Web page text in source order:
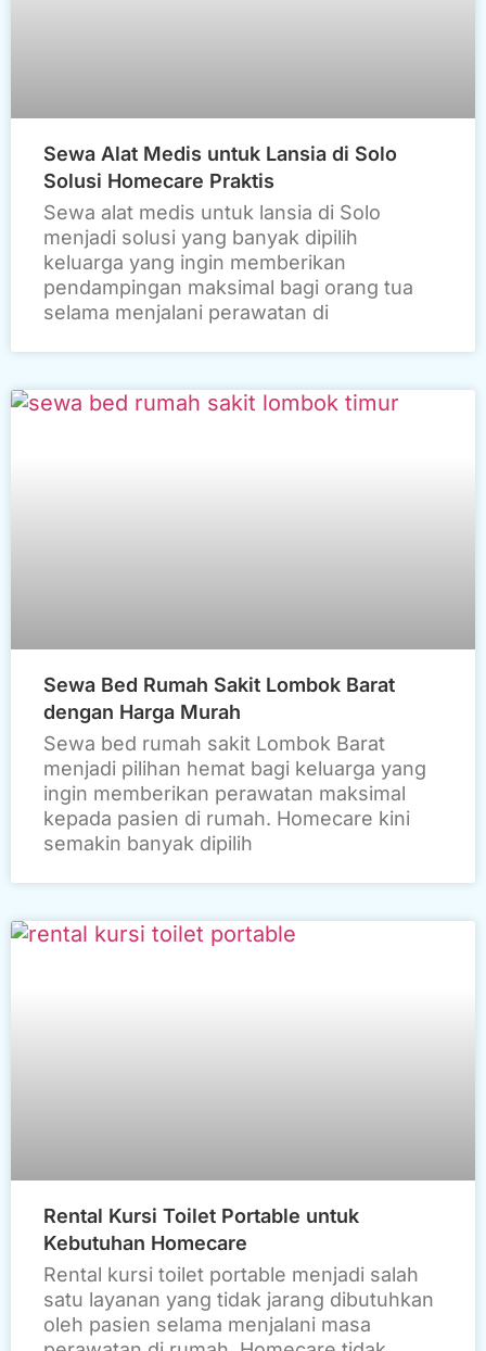
Sewa Alat Medis untuk Lansia di Solo
Solusi Homecare Praktis
Sewa alat medis untuk lansia di Solo
menjadi solusi yang banyak dipilih
keluarga yang ingin memberikan
pendampingan maksimal bagi orang tua
selama menjalani perawatan di
Sewa Bed Rumah Sakit Lombok Barat
dengan Harga Murah
Sewa bed rumah sakit Lombok Barat
menjadi pilihan hemat bagi keluarga yang
ingin memberikan perawatan maksimal
kepada pasien di rumah. Homecare kini
semakin banyak dipilih
Rental Kursi Toilet Portable untuk
Kebutuhan Homecare
Rental kursi toilet portable menjadi salah
satu layanan yang tidak jarang dibutuhkan
oleh pasien selama menjalani masa